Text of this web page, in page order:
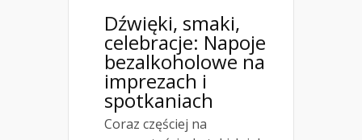
Dźwięki, smaki,
celebracje: Napoje
bezalkoholowe na
imprezach i
spotkaniach
Coraz częściej na